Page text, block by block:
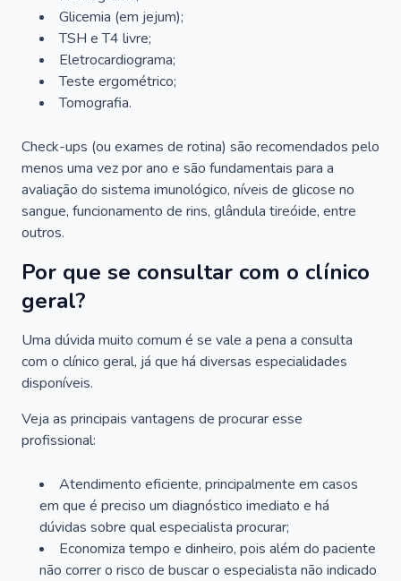
Glicemia (em jejum);
TSH e T4 livre;
Eletrocardiograma;
Teste ergométrico;
Tomografia.
Check-ups (ou exames de rotina) são recomendados pelo
menos uma vez por ano e são fundamentais para a
avaliação do sistema imunológico, níveis de glicose no
sangue, funcionamento de rins, glândula tireóide, entre
outros.
Por que se consultar com o clínico
geral?
Uma dúvida muito comum é se vale a pena a consulta
com o clínico geral, já que há diversas especialidades
disponíveis.
Veja as principais vantagens de procurar esse
profissional:
Atendimento eficiente, principalmente em casos
em que é preciso um diagnóstico imediato e há
dúvidas sobre qual especialista procurar;
Economiza tempo e dinheiro, pois além do paciente
não correr o risco de buscar o especialista não indicado